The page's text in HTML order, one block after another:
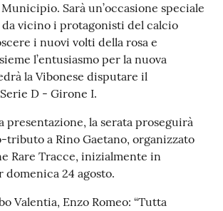
Sarà un’occasione speciale
vicino i protagonisti del calcio
i nuovi volti della rosa e
l’entusiasmo per la nuova
la Vibonese disputare il
D - Girone I.
presentazione, la serata proseguirà
a Rino Gaetano, organizzato
Rare Tracce, inizialmente in
domenica 24 agosto.
Valentia, Enzo Romeo: “Tutta